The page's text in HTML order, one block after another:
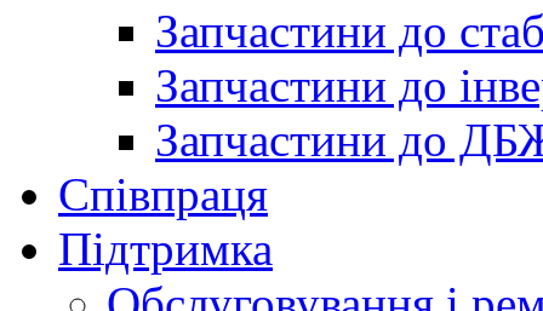
Запчастини до
Запчастини до
Запчастини до
Співпраця
Підтримка